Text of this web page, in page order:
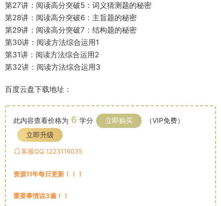
第27讲：阅读高分突破5：词义猜测题的秘密
第28讲：阅读高分突破6：主旨题的秘密
第29讲：阅读高分突破7：结构题的秘密
第30讲：阅读方法综合运用1
第31讲：阅读方法综合运用2
第32讲：阅读方法综合运用3
百度云盘下载地址：
此内容查看价格为 6 学分 立即购买
（VIP免费）
立即升级
客服QQ:1223116035
资源11年每日更新！！！
重要事情说3遍！！